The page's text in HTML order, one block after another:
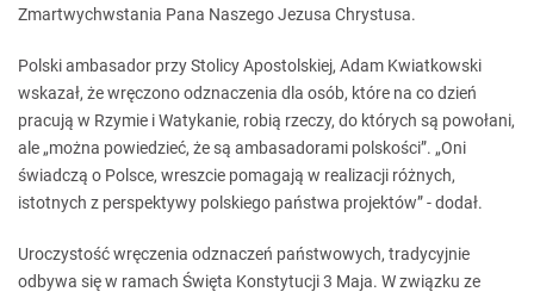
Zmartwychwstania Pana Naszego Jezusa Chrystusa.
Polski ambasador przy Stolicy Apostolskiej, Adam Kwiatkowski
wskazał, że wręczono odznaczenia dla osób, które na co dzień
pracują w Rzymie i Watykanie, robią rzeczy, do których są powołani,
ale „można powiedzieć, że są ambasadorami polskości”. „Oni
świadczą o Polsce, wreszcie pomagają w realizacji różnych,
istotnych z perspektywy polskiego państwa projektów” - dodał.
Uroczystość wręczenia odznaczeń państwowych, tradycyjnie
odbywa się w ramach Święta Konstytucji 3 Maja. W związku ze